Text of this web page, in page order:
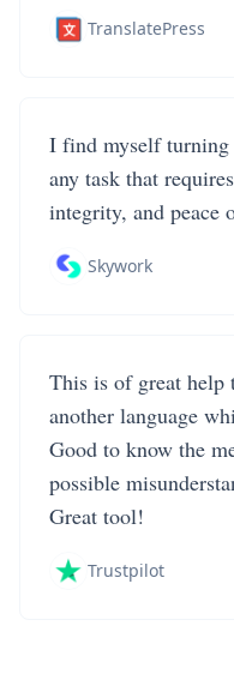
TranslatePress
I find myself turning
any task that
integrity, and peace
Skywork
This is of great help
another language
Good to know the
possible
Great tool!
Trustpilot